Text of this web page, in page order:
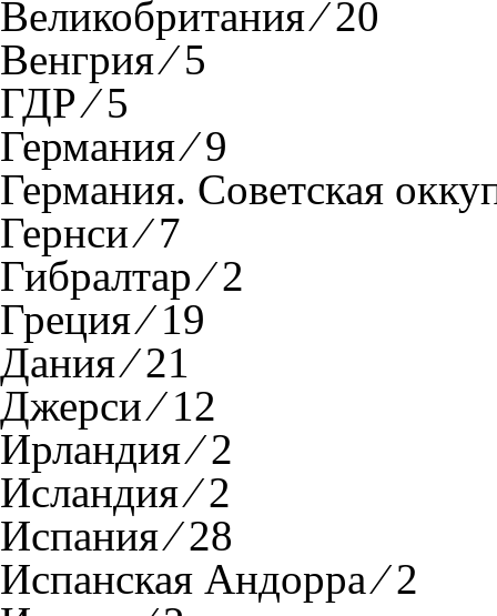
Великобритания ⁄ 20
Венгрия ⁄ 5
ГДР ⁄ 5
Германия ⁄ 9
Германия. Советская
Гернси ⁄ 7
Гибралтар ⁄ 2
Греция ⁄ 19
Дания ⁄ 21
Джерси ⁄ 12
Ирландия ⁄ 2
Исландия ⁄ 2
Испания ⁄ 28
Испанская Андорра ⁄ 2